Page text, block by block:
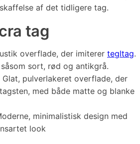
af det tidligere tag.
tag
overflade, der imiterer tegltag.
sort, rød og antikgrå.
Glat, pulverlakeret overflade, der
med både matte og blanke
minimalistisk design med
look​